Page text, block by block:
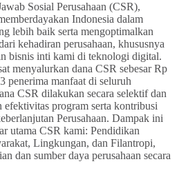
Sosial Perusahaan (CSR),
Indonesia dalam
lebih baik serta mengoptimalkan
kehadiran perusahaan, khususnya
bisnis inti kami di teknologi digital.
menyalurkan dana CSR sebesar Rp
penerima manfaat di seluruh
CSR dilakukan secara selektif dan
efektivitas program serta kontribusi
Perusahaan. Dampak ini
utama CSR kami: Pendidikan
Lingkungan, dan Filantropi,
dan sumber daya perusahaan secara